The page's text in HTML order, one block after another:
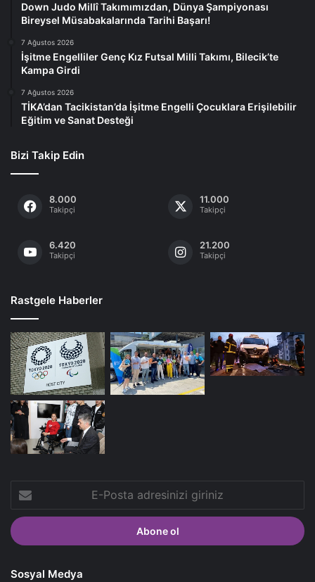
Down Judo Millî Takımımızdan, Dünya Şampiyonası
Bireysel Müsabakalarında Tarihi Başarı!
7 Ağustos 2026
İşitme Engelliler Genç Kız Futsal Milli Takımı, Bilecik’te
Kampa Girdi
7 Ağustos 2026
TİKA’dan Tacikistan’da İşitme Engelli Çocuklara Erişilebilir
Eğitim ve Sanat Desteği
Bizi Takip Edin
8.000
Takipçi
11.000
Takipçi
6.420
Takipçi
21.200
Takipçi
Rastgele Haberler
Posta
adresinizi
giriniz
Sosyal Medya